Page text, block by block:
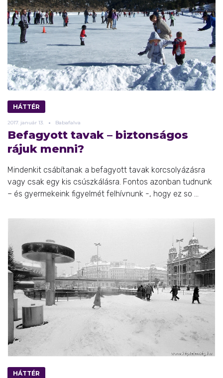
HÁTTÉR
2017. január 13. Babafalva
Befagyott tavak – biztonságos
rájuk menni?
Mindenkit csábítanak a befagyott tavak korcsolyázásra
vagy csak egy kis csúszkálásra. Fontos azonban tudnunk
– és gyermekeink figyelmét felhívnunk -, hogy ez so ...
HÁTTÉR